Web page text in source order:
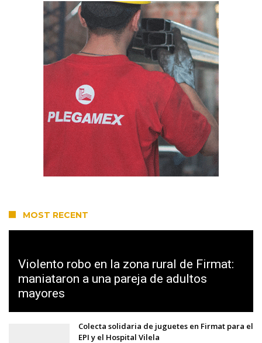
MOST RECENT
Violento robo en la zona rural de Firmat:
maniataron a una pareja de adultos
mayores
Colecta solidaria de juguetes en Firmat para el
EPI y el Hospital Vilela